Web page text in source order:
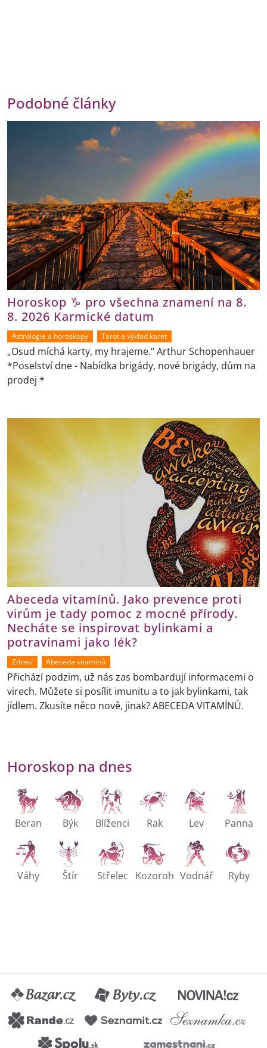
Podobné články
Horoskop ♑ pro všechna znamení na 8.
8. 2026 Karmické datum
Astrologie a horoskopy Tarot a výklad karet
„Osud míchá karty, my hrajeme.“ Arthur Schopenhauer
*Poselství dne - Nabídka brigády, nové brigády, dům na
prodej *
Abeceda vitamínů. Jako prevence proti
virům je tady pomoc z mocné přírody.
Necháte se inspirovat bylinkami a
potravinami jako lék?
Zdraví Abeceda vitamínů
Přichází podzim, už nás zas bombardují informacemi o
virech. Můžete si posílit imunitu a to jak bylinkami, tak
jídlem. Zkusíte něco nově, jinak? ABECEDA VITAMÍNŮ.
Horoskop na dnes
Beran Býk Blíženci Rak Lev Panna
Váhy Štír Střelec Kozoroh Vodnář Ryby